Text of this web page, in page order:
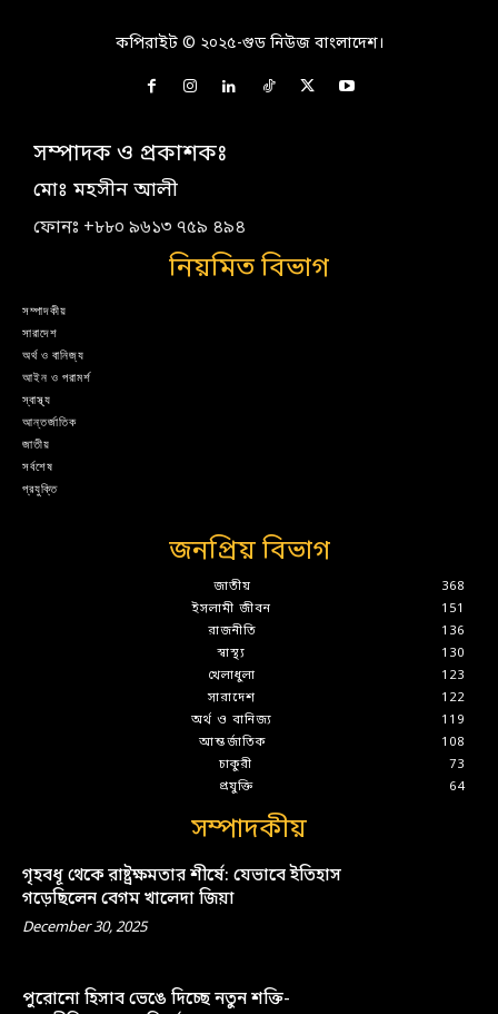
কপিরাইট © ২০২৫-গুড নিউজ বাংলাদেশ।
সম্পাদক ও প্রকাশকঃ
মোঃ মহসীন আলী
ফোনঃ +৮৮০ ৯৬১৩ ৭৫৯ ৪৯৪
নিয়মিত বিভাগ
সম্পাদকীয়
সারাদেশ
অর্থ ও বানিজ্য
আইন ও পরামর্শ
স্বাস্থ্য
আন্তর্জাতিক
জাতীয়
সর্বশেষ
প্রযুক্তি
জনপ্রিয় বিভাগ
জাতীয়
368
ইসলামী জীবন
151
রাজনীতি
136
স্বাস্থ্য
130
খেলাধুলা
123
সারাদেশ
122
অর্থ ও বানিজ্য
119
আন্তর্জাতিক
108
চাকুরী
73
প্রযুক্তি
64
সম্পাদকীয়
গৃহবধূ থেকে রাষ্ট্রক্ষমতার শীর্ষে: যেভাবে ইতিহাস
গড়েছিলেন বেগম খালেদা জিয়া
December 30, 2025
পুরোনো হিসাব ভেঙে দিচ্ছে নতুন শক্তি-